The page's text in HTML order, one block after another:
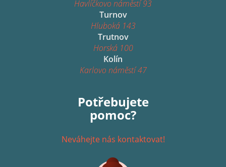
Havlíčkovo náměstí 93
Turnov
Hluboká 143
Trutnov
Horská 100
Kolín
Karlovo náměstí 47
Potřebujete
pomoc?
Neváhejte nás kontaktovat!